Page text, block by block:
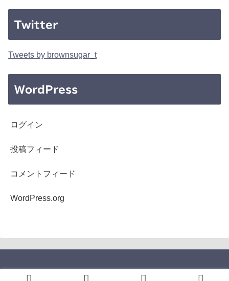
Twitter
Tweets by brownsugar_t
WordPress
ログイン
投稿フィード
コメントフィード
WordPress.org